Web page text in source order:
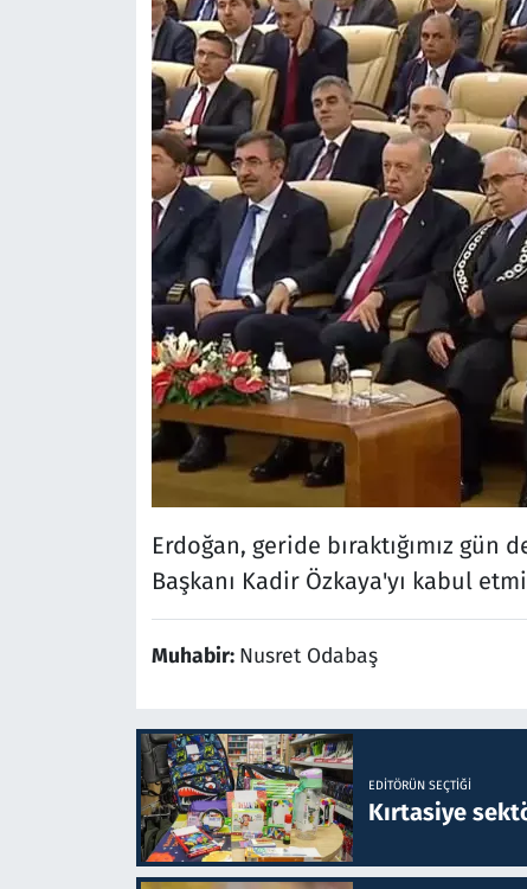
Erdoğan, geride bıraktığımız gün
Başkanı Kadir Özkaya'yı kabul
Muhabir: Nusret Odabaş
EDITÖRÜN SEÇTIĞI
Kırtasiye